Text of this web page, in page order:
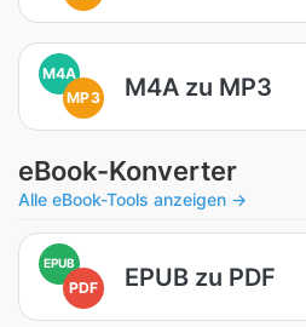
M4A
MP3
M4A zu MP3
eBook-Konverter
Alle eBook-Tools anzeigen →
EPUB
PDF EPUB zu PDF